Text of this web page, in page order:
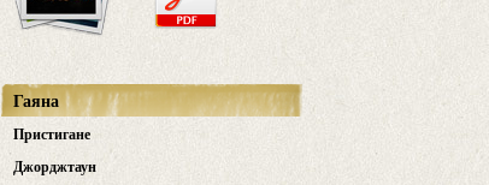
Гаяна
Пристигане
Джорджтаун